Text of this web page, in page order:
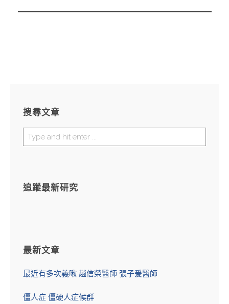
搜尋文章
追蹤最新研究
最新文章
最近有多次義啾 趙信榮醫師 張子爰醫師
僵人症 僵硬人症候群